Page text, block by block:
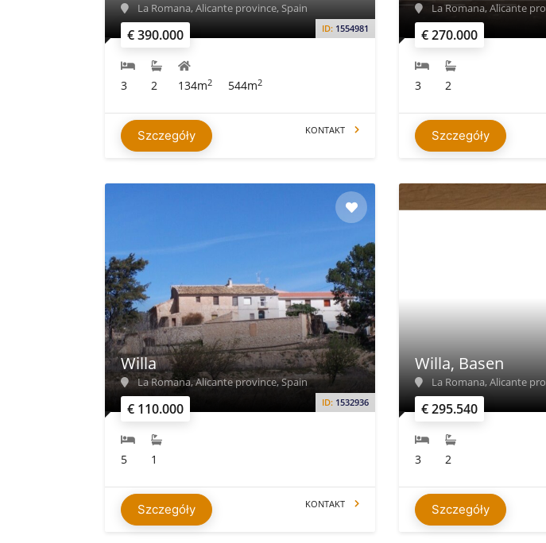
€ 390.000 ID: 1554981
La Romana, Alicante province, Spain
3 2 134m2 544m2
Szczegóły KONTAKT
€ 270.000
La Romana, Alicante
3 2
Szczegóły
€ 110.000 ID: 1532936
Willa
La Romana, Alicante province, Spain
5 1
Szczegóły KONTAKT
€ 295.540
Willa, Basen
La Romana, Alicante
3 2
Szczegóły